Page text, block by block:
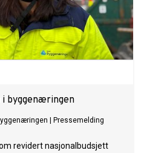
i byggenæringen
Pressemelding
revidert nasjonalbudsjett